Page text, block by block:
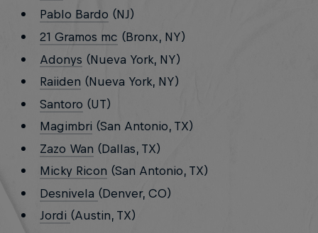
Pablo Bardo (NJ)
21 Gramos mc (Bronx, NY)
Adonys (Nueva York, NY)
Raiiden (Nueva York, NY)
Santoro (UT)
Magimbri (San Antonio, TX)
Zazo Wan (Dallas, TX)
Micky Ricon (San Antonio, TX)
Desnivela (Denver, CO)
Jordi (Austin, TX)